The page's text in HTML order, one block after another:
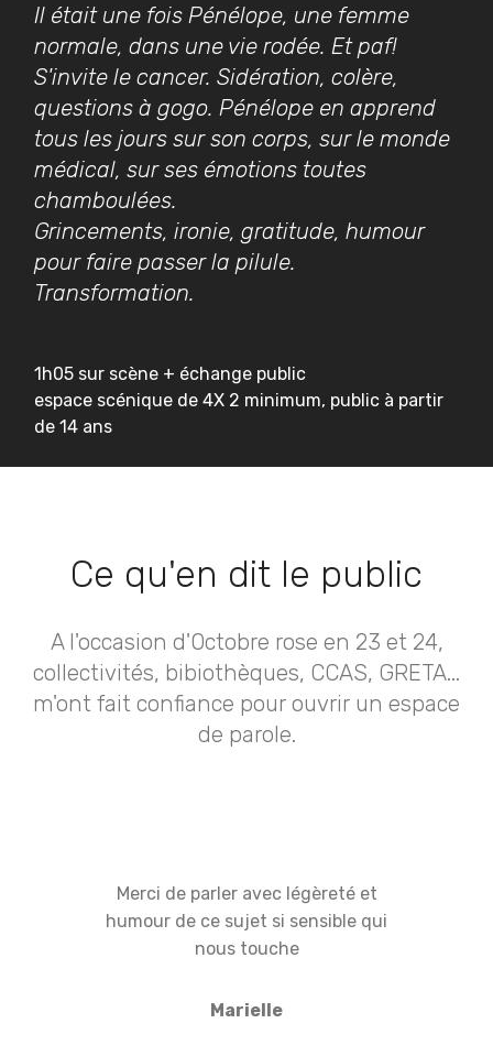
Il était une fois Pénélope, une femme
normale, dans une vie rodée. Et paf!
S'invite le cancer. Sidération, colère,
questions à gogo. Pénélope en apprend
tous les jours sur son corps, sur le monde
médical, sur ses émotions toutes
chamboulées.
Grincements, ironie, gratitude, humour
pour faire passer la pilule.
Transformation.
1h05 sur scène + échange public
espace scénique de 4X 2 minimum, public à partir
de 14 ans
Ce qu'en dit le public
A l'occasion d'Octobre rose en 23 et 24,
collectivités, bibiothèques, CCAS, GRETA...
m'ont fait confiance pour ouvrir un espace
de parole.
Merci de parler avec légèreté et
humour de ce sujet si sensible qui
nous touche
Marielle